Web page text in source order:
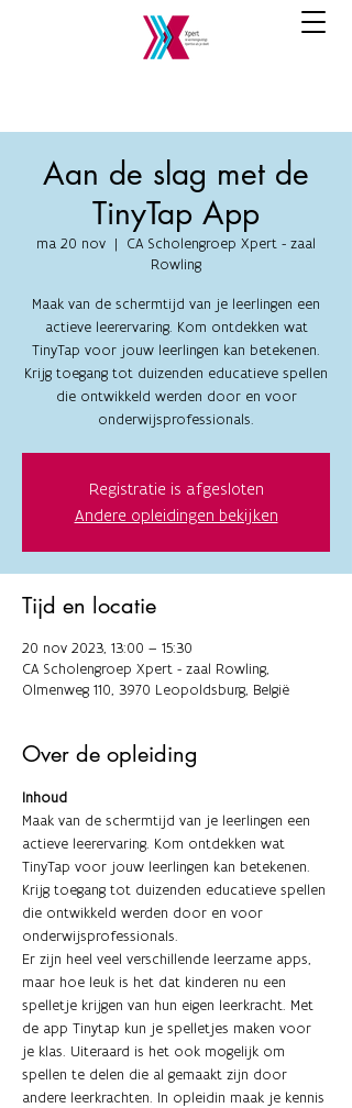
Aan de slag met de
TinyTap App
ma 20 nov
  |
CA Scholengroep Xpert - zaal
Rowling
Maak van de schermtijd van je leerlingen een
actieve leerervaring. Kom ontdekken wat
TinyTap voor jouw leerlingen kan betekenen.
Krijg toegang tot duizenden educatieve spellen
die ontwikkeld werden door en voor
onderwijsprofessionals.
Registratie is afgesloten
Andere opleidingen bekijken
Tijd en locatie
20 nov 2023, 13:00 – 15:30
CA Scholengroep Xpert - zaal Rowling,
Olmenweg 110, 3970 Leopoldsburg, België
Over de opleiding
Inhoud
Maak van de schermtijd van je leerlingen een
actieve leerervaring. Kom ontdekken wat
TinyTap voor jouw leerlingen kan betekenen.
Krijg toegang tot duizenden educatieve spellen
die ontwikkeld werden door en voor
onderwijsprofessionals.
Er zijn heel veel verschillende leerzame apps,
maar hoe leuk is het dat kinderen nu een
spelletje krijgen van hun eigen leerkracht. Met
de app Tinytap kun je spelletjes maken voor
je klas. Uiteraard is het ook mogelijk om
spellen te delen die al gemaakt zijn door
andere leerkrachten. In opleidin maak je kennis